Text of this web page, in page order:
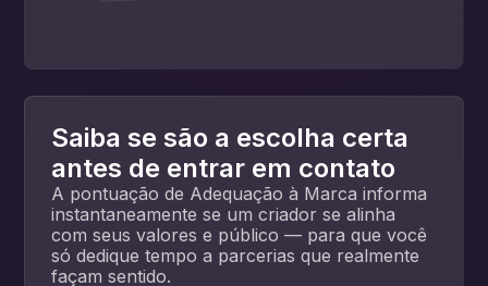
Saiba se são a escolha certa
antes de entrar em contato
A pontuação de Adequação à Marca informa
instantaneamente se um criador se alinha
com seus valores e público — para que você
só dedique tempo a parcerias que realmente
façam sentido.